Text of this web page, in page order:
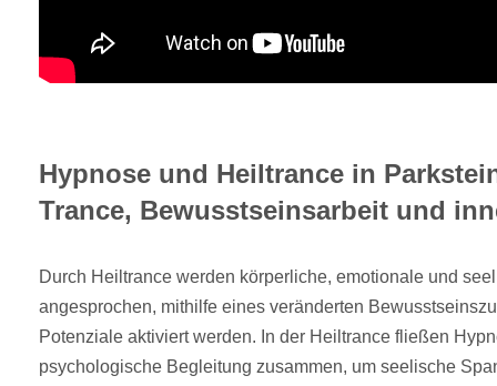
Hypnose und Heiltrance in
Trance, Bewusstseinsarbeit und
Durch Heiltrance werden körperliche, emotionale und
angesprochen, mithilfe eines veränderten
Potenziale aktiviert werden. In der Heiltrance fließen
psychologische Begleitung zusammen, um seelische